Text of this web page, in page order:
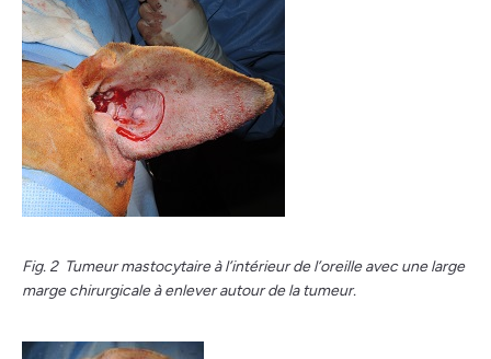
Fig. 2 Tumeur mastocytaire à l’intérieur de l’oreille avec une large
marge chirurgicale à enlever autour de la tumeur.